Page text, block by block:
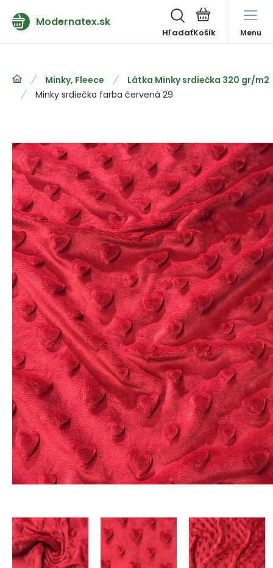
Modernatex.sk
Hľadať Menu
Minky, Fleece
Látka Minky srdiečka 320 gr/m2
Minky srdiečka farba červená 29